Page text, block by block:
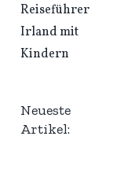
Neueste
Artikel: